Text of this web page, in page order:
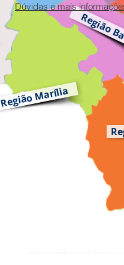
Região Marília
Região
Dúvidas e mais